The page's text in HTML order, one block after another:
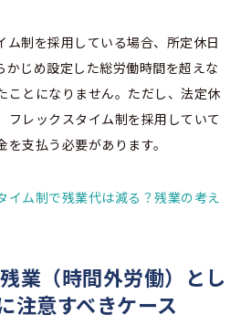
ム制を採用している場合、所定休日
かじめ設定した総労働時間を超えな
ことになりません。ただし、法定休
フレックスタイム制を採用していて
支払う必要があります。
イム制で残業代は減る？残業の考え
業（時間外労働）とし
注意すべきケース